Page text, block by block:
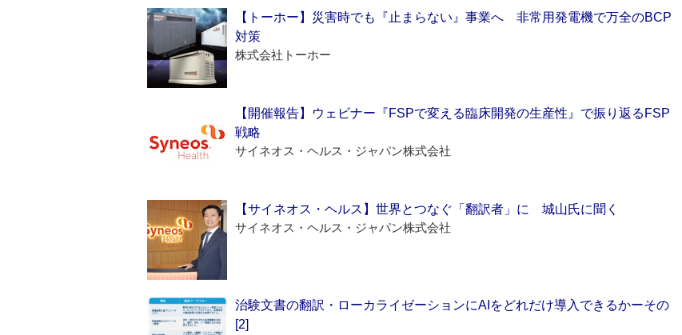
【トーホー】災害時でも『止まらない』事業へ 非常用発電機で万全のBCP
対策
株式会社トーホー
【開催報告】ウェビナー『FSPで変える臨床開発の生産性』で振り返るFSP
戦略
サイネオス・ヘルス・ジャパン株式会社
【サイネオス・ヘルス】世界とつなぐ「翻訳者」に 城山氏に聞く
サイネオス・ヘルス・ジャパン株式会社
治験文書の翻訳・ローカライゼーションにAIをどれだけ導入できるかーその
[2]